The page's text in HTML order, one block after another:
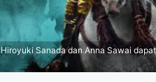
Hiroyuki Sanada dan Anna Sawai